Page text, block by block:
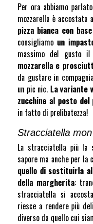
Per ora abbiamo
mozzarella è accostata
pizza bianca con
consigliamo un
massimo del gusto il
mozzarella e
da gustare in
un pic nic. La variante
zucchine al posto
in fatto di prelibatezza!
Stracciatella
La stracciatella più
sapore ma anche per la
quello di sostituirla
della margherita:
stracciatella si
riesce a rendere più
diverso da quello cui